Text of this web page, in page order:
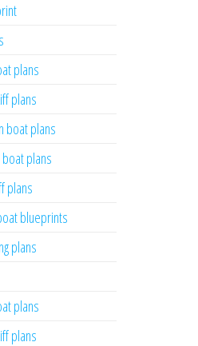
plans
plans
boat plans
plans
plans
blueprints
plans
plans
plans